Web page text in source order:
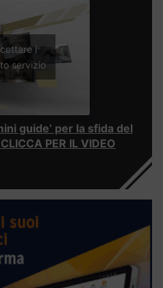
i
servizio
guide’ per la sfida del
PER IL VIDEO